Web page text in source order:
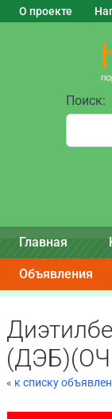
О проекте
Поиск:
Главная
Объявления
« к списку